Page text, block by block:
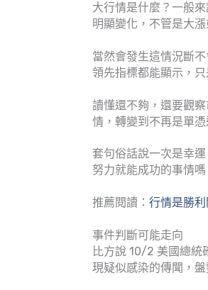
大行情是什麼？一般
明顯變化，不管是大
當然會發生這情況斷
領先指標都能顯示，
讀懂還不夠，還要觀
情，轉變到不再是單
套句俗話說一次是幸
努力就能成功的事情嗎
推薦閱讀： 行情是勝
事件判斷可能走向
比方說 10/2 美國總統
現疑似感染的傳聞，